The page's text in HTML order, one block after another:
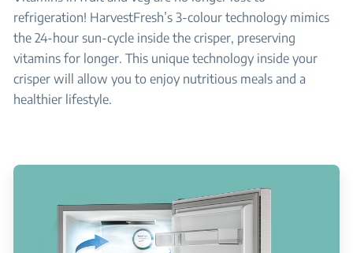
refrigeration! HarvestFresh’s 3-colour technology mimics
the 24-hour sun-cycle inside the crisper, preserving
vitamins for longer. This unique technology inside your
crisper will allow you to enjoy nutritious meals and a
healthier lifestyle.